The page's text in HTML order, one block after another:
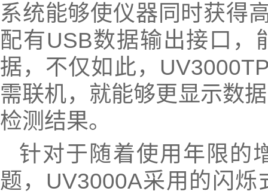
系统能够使仪器同时获得
配有USB数据输出接口，
据，不仅如此，
需联机，就能够更显示数
检测结果。
针对于随着使用年限的
题，UV3000A采用的闪